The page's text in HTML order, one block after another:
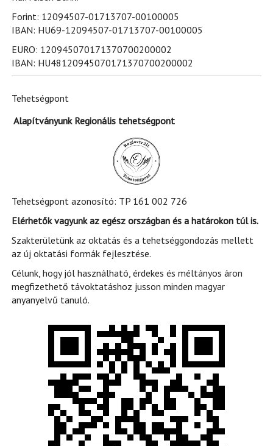
Forint: 12094507-01713707-00100005
IBAN: HU69-12094507-01713707-00100005
EURO: 120945070171370700200002
IBAN: HU48120945070171370700200002
Tehetségpont
Alapítványunk Regionális tehetségpont
Tehetségpont azonosító: TP 161 002 726
Elérhetők vagyunk az egész országban és a határokon túl is.
Szakterületünk az oktatás és a tehetséggondozás mellett
az új oktatási formák fejlesztése.
Célunk, hogy jól használható, érdekes és méltányos áron
megfizethető távoktatáshoz jusson minden magyar
anyanyelvű tanuló.